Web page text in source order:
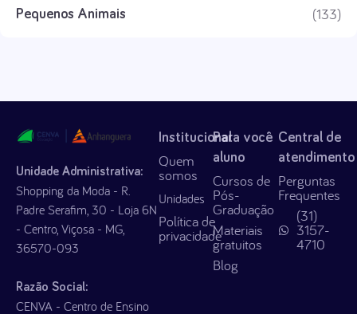
Pequenos Animais (133)
Unidade Administrativa:
Shopping da Moda - R.
Padre Serafim, 30 - Loja 6N
- Centro, Viçosa - MG,
36570-093
Razão Social:
CENVA - Centro de Ensino
Institucional
Quem
somos
Unidades
Política de
privacidade
Para você
aluno
Cursos de
Pós-
Graduação
Materiais
gratuitos
Blog
Central de
atendimento
Perguntas
Frequentes
(31)
3157-
4710